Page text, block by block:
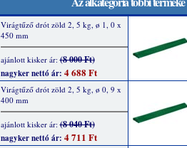
Virágtűző drót zöld 2, 5 kg, ø 1, 0 x
450 mm
ajánlott kisker ár:(8 000 Ft)
nagyker nettó ár: 4 688 Ft
Virágtűző drót zöld 2, 5 kg, ø 0, 9 x
400 mm
ajánlott kisker ár:(8 040 Ft)
nagyker nettó ár: 4 711 Ft